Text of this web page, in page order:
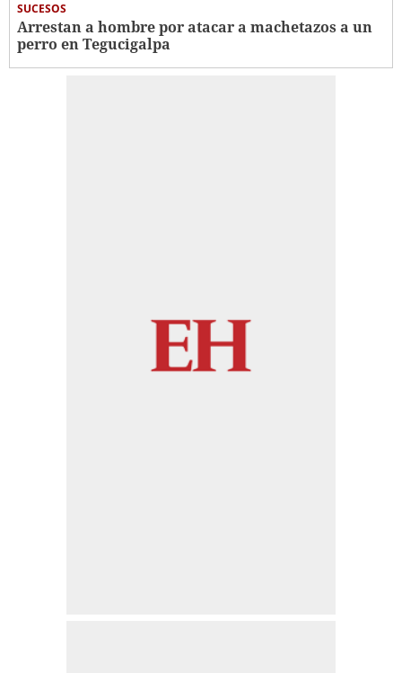
SUCESOS
Arrestan a hombre por atacar a machetazos a un
perro en Tegucigalpa